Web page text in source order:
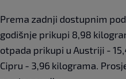
Prema zadnji dostupnim
godišnje prikupi 8,98
otpada prikupi u Austriji -
Cipru - 3,96 kilograma.